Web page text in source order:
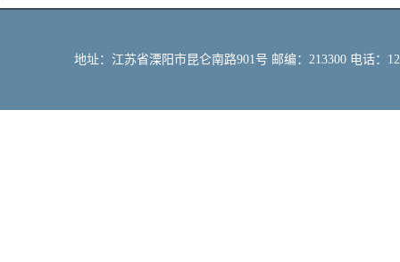
地址：江苏省溧阳市昆仑南路901号 邮编：213300 电话：